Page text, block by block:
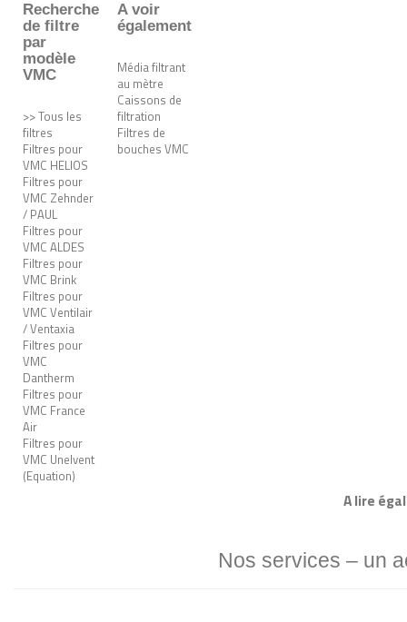
Recherche
de filtre
par
modèle
VMC
>> Tous les
filtres
Filtres pour
VMC HELIOS
Filtres pour
VMC Zehnder
/ PAUL
Filtres pour
VMC ALDES
Filtres pour
VMC Brink
Filtres pour
VMC Ventilair
/ Ventaxia
Filtres pour
VMC
Dantherm
Filtres pour
VMC France
Air
Filtres pour
VMC Unelvent
(Equation)
A voir
également
Média filtrant
au mètre
Caissons de
filtration
Filtres de
bouches VMC
A lire
Nos services – un